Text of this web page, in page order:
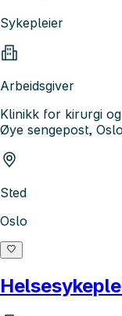
Sykepleier
Arbeidsgiver
Klinikk for kirurgi
Øye sengepost,
Sted
Oslo